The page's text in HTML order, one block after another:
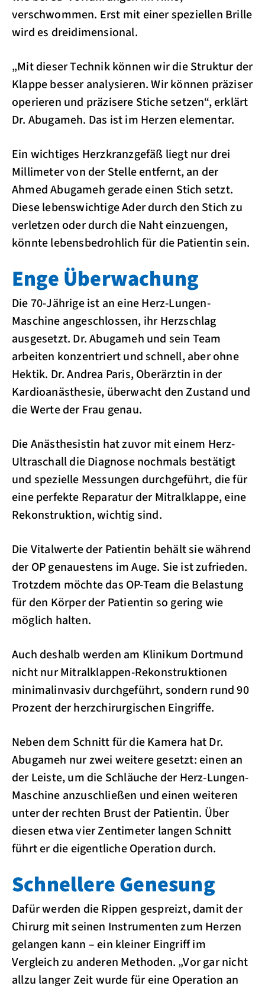
verschwommen. Erst mit einer speziellen Brille
wird es dreidimensional.
„Mit dieser Technik können wir die Struktur der
Klappe besser analysieren. Wir können präziser
operieren und präzisere Stiche setzen“, erklärt
Dr. Abugameh. Das ist im Herzen elementar.
Ein wichtiges Herzkranzgefäß liegt nur drei
Millimeter von der Stelle entfernt, an der
Ahmed Abugameh gerade einen Stich setzt.
Diese lebenswichtige Ader durch den Stich zu
verletzen oder durch die Naht einzuengen,
könnte lebensbedrohlich für die Patientin sein.
Enge Überwachung
Die 70-Jährige ist an eine Herz-Lungen-
Maschine angeschlossen, ihr Herzschlag
ausgesetzt. Dr. Abugameh und sein Team
arbeiten konzentriert und schnell, aber ohne
Hektik. Dr. Andrea Paris, Oberärztin in der
Kardioanästhesie, überwacht den Zustand und
die Werte der Frau genau.
Die Anästhesistin hat zuvor mit einem Herz-
Ultraschall die Diagnose nochmals bestätigt
und spezielle Messungen durchgeführt, die für
eine perfekte Reparatur der Mitralklappe, eine
Rekonstruktion, wichtig sind.
Die Vitalwerte der Patientin behält sie während
der OP genauestens im Auge. Sie ist zufrieden.
Trotzdem möchte das OP-Team die Belastung
für den Körper der Patientin so gering wie
möglich halten.
Auch deshalb werden am Klinikum Dortmund
nicht nur Mitralklappen-Rekonstruktionen
minimalinvasiv durchgeführt, sondern rund 90
Prozent der herzchirurgischen Eingriffe.
Neben dem Schnitt für die Kamera hat Dr.
Abugameh nur zwei weitere gesetzt: einen an
der Leiste, um die Schläuche der Herz-Lungen-
Maschine anzuschließen und einen weiteren
unter der rechten Brust der Patientin. Über
diesen etwa vier Zentimeter langen Schnitt
führt er die eigentliche Operation durch.
Schnellere Genesung
Dafür werden die Rippen gespreizt, damit der
Chirurg mit seinen Instrumenten zum Herzen
gelangen kann – ein kleiner Eingriff im
Vergleich zu anderen Methoden. „Vor gar nicht
allzu langer Zeit wurde für eine Operation an